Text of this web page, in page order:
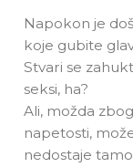
Napokon je
koje gubite
Stvari se
seksi, ha?
Ali, možda
napetosti,
nedostaje